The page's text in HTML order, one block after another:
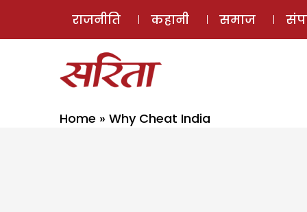
राजनीति कहानी समाज
Home » Why Cheat India